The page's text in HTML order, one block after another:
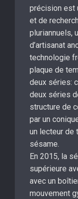
précision est
et de
pluriannuels,
d’artisanat
technologie
plaque de
deux séries:
deux séries
structure de
par un
un lecteur de
sésame.
En 2015, la
supérieure
avec un
mouvement